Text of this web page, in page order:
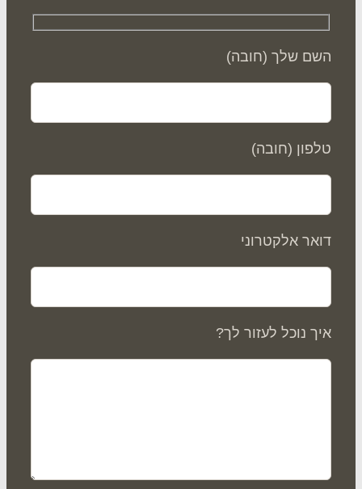
שלך (חובה)
(חובה)
אלקטרוני
נוכל לעזור לך?